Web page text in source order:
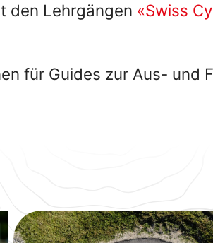
den Lehrgängen «Swiss
für Guides zur Aus- und